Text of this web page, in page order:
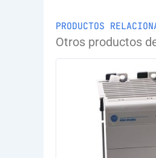
PRODUCTOS
Otros productos